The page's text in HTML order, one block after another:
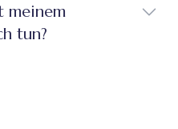
meinem
tun?